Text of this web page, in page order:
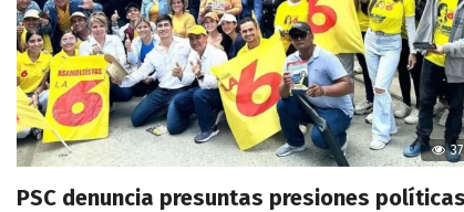
37
PSC denuncia presuntas presiones políticas